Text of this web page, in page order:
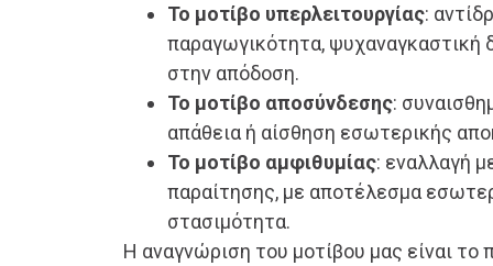
Το μοτίβο υπερλειτουργίας:
παραγωγικότητα, ψυχαναγκαστική
στην απόδοση.
Το μοτίβο αποσύνδεσης:
απάθεια ή αίσθηση εσωτερικής
Το μοτίβο αμφιθυμίας: εναλλαγή
παραίτησης, με αποτέλεσμα
στασιμότητα.
Η αναγνώριση του μοτίβου μας είναι το